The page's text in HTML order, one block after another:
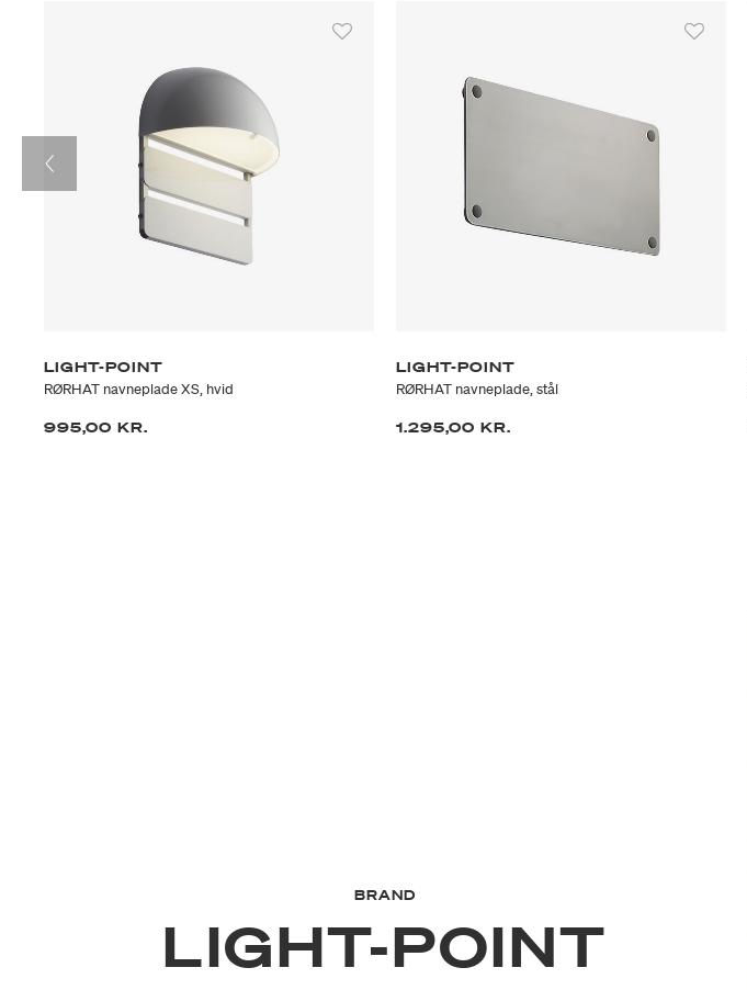
LIGHT-POINT
RØRHAT navneplade XS, hvid
995,00 KR.
LIGHT-POINT
RØRHAT navneplade, stål
1.295,00 KR.
BRAND
LIGHT-POINT